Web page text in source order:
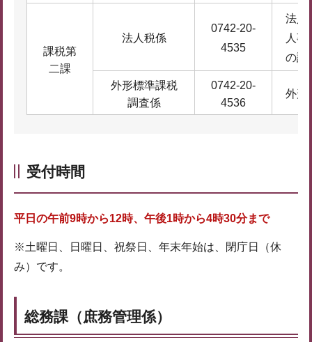
課税第
二課
法人税係
0742-20-
4535
法人
人事
の課
外形標準課税
調査係
0742-20-
4536
外形
受付時間
平日の午前9時から12時、午後1時から4時30分まで
※土曜日、日曜日、祝祭日、年末年始は、閉庁日（休
み）です。
総務課（庶務管理係）